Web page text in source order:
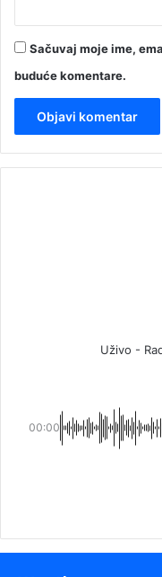
Sačuvaj moje ime,
buduće komentare.
Uživo -
00:00